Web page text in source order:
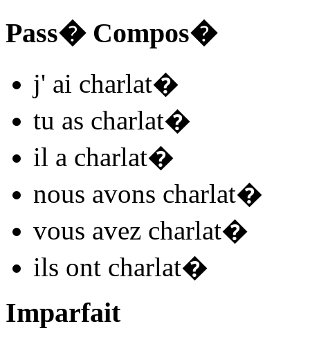
Pass� Compos�
j' ai charlat�
tu as charlat�
il a charlat�
nous avons charlat�
vous avez charlat�
ils ont charlat�
Imparfait